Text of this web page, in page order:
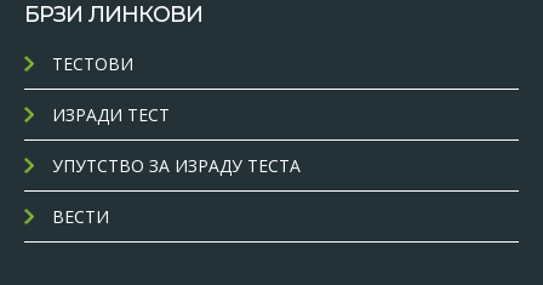
БРЗИ ЛИНКОВИ
ТЕСТОВИ
ИЗРАДИ ТЕСТ
УПУТСТВО ЗА ИЗРАДУ ТЕСТА
ВЕСТИ